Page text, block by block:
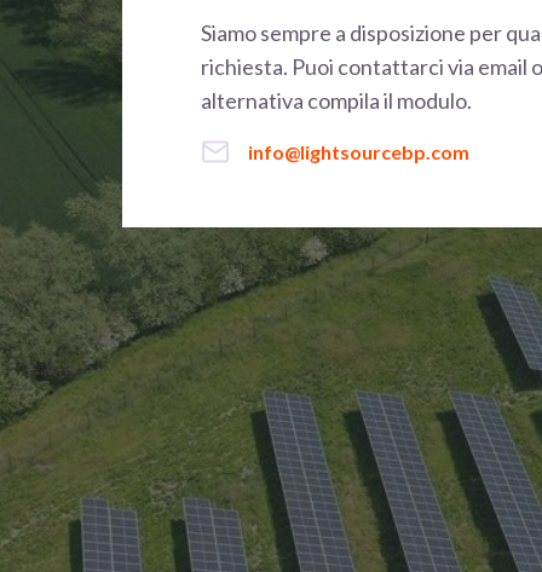
Siamo sempre a disposizione per
richiesta. Puoi contattarci via email
alternativa compila il modulo.
info@lightsourcebp.com